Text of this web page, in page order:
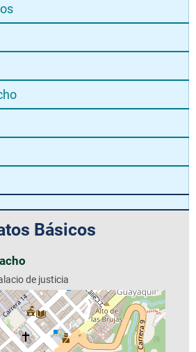
Básicos
de justicia